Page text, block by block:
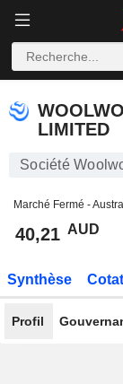
LIMITED
Société
Marché Fermé -
40,21 AUD
Synthèse
Profil